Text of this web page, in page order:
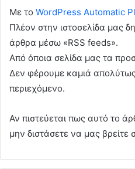
Με το WordPress Automatic
Πλέον στην ιστοσελίδα μας
άρθρα μέσω «RSS feeds».
Από όποια σελίδα μας τα
Δεν φέρουμε καμιά
περιεχόμενο.
Αν πιστεύεται πως αυτό το
μην διστάσετε να μας βρείτε